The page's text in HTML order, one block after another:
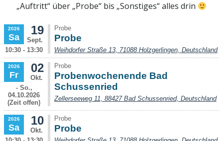
„Auftritt“ über „Probe“ bis „Sonstiges“ alles drin